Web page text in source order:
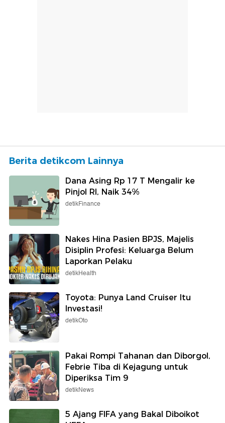
Berita detikcom Lainnya
Dana Asing Rp 17 T Mengalir ke
Pinjol RI, Naik 34%
detikFinance
Nakes Hina Pasien BPJS, Majelis
Disiplin Profesi: Keluarga Belum
Laporkan Pelaku
detikHealth
Toyota: Punya Land Cruiser Itu
Investasi!
detikOto
Pakai Rompi Tahanan dan Diborgol,
Febrie Tiba di Kejagung untuk
Diperiksa Tim 9
detikNews
5 Ajang FIFA yang Bakal Diboikot